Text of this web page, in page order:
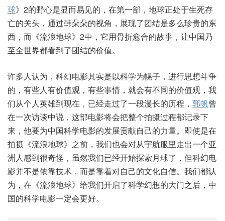
球》2的野心是显而易见的，在第一部，地球正处于生死存
亡的关头，通过韩朵朵的视角，展现了团结是多么珍贵的东
西，而《流浪地球》2中，它用骨折愈合的故事，让中国乃
至全世界都看到了团结的价值。
许多人认为，科幻电影其实是以科学为幌子，进行思想斗争
的，有些人有价值观，有些事情，就会有不同的价值观，我
们从个人英雄到现在，已经走过了一段漫长的历程， 郭帆曾
在一次访谈中说，这部电影将会把整个拍摄过程都记录下
来，他要为中国科学电影的发展贡献自己的力量。即使是在
拍摄《流浪地球》之前，我们也会对从宇航服里走出一个亚
洲人感到很奇怪，虽然我们已经开始探索月球了，但科幻电
影并不是依靠技术，而是靠着对自己的文化自信。我们都认
为，在《流浪地球》给我们开启了科学幻想的大门之后，中
国的科学电影一定会更好。